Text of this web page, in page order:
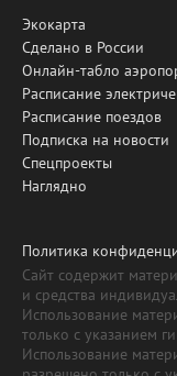
Экокарта
Сделано в России
Онлайн-табло
Расписание
Расписание поездов
Подписка на новости
Спецпроекты
Наглядно
Политика
Сайт содержит
и средства
Использование
только с указанием
Использование